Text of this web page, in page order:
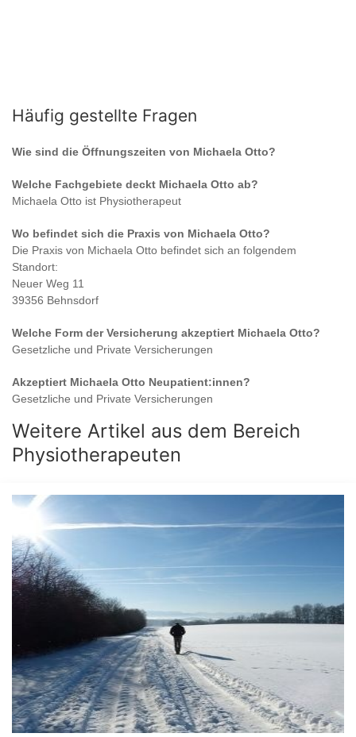
Häufig gestellte Fragen
Wie sind die Öffnungszeiten von Michaela Otto?
Welche Fachgebiete deckt Michaela Otto ab?
Michaela Otto ist Physiotherapeut
Wo befindet sich die Praxis von Michaela Otto?
Die Praxis von Michaela Otto befindet sich an folgendem
Standort:
Neuer Weg 11
39356 Behnsdorf
Welche Form der Versicherung akzeptiert Michaela Otto?
Gesetzliche und Private Versicherungen
Akzeptiert Michaela Otto Neupatient:innen?
Gesetzliche und Private Versicherungen
Weitere Artikel aus dem Bereich
Physiotherapeuten